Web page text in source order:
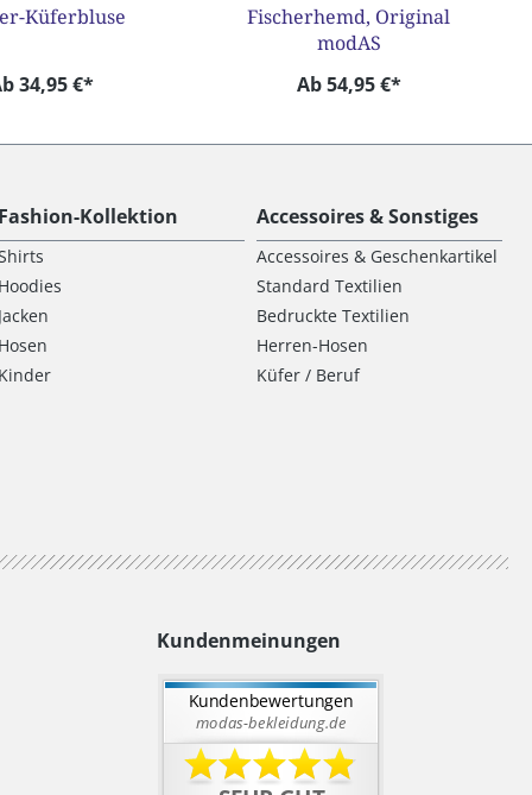
Küferbluse
34,95 €*
Fischerhemd, Original
modAS
Ab 54,95 €*
Fashion-Kollektion
Hoodies
Jacken
Hosen
Kinder
Accessoires & Sonstiges
Accessoires & Geschenkartikel
Standard Textilien
Bedruckte Textilien
Herren-Hosen
Küfer / Beruf
Kundenmeinungen